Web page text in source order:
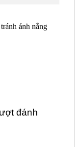
ánh nắng
đánh